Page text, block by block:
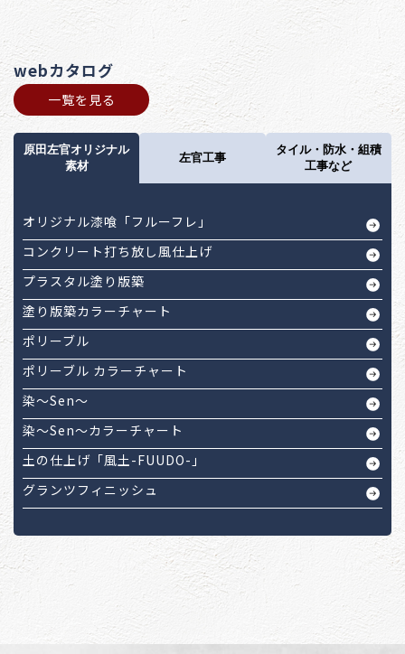
webカタログ
一覧を見る
原田左官オリジナル
素材
左官工事
タイル・防水・組積
工事など
オリジナル漆喰「フルーフレ」
コンクリート打ち放し風仕上げ
プラスタル塗り版築
塗り版築カラーチャート
ポリーブル
ポリーブル カラーチャート
染～Sen～
染～Sen～カラーチャート
土の仕上げ「風土-FUUDO-」
グランツフィニッシュ